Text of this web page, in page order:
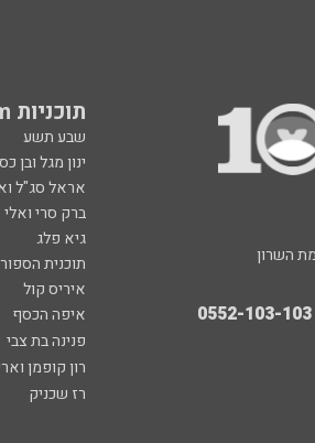
תוכניות 103fm
שבע תשע
ינון מגל ובן
אראל סג"ל
ברק סרי
גיא פלג
תוכנית
איריס קול
איפה הכסף
פנינה בת צבי
רון קופמן
רז שכניק